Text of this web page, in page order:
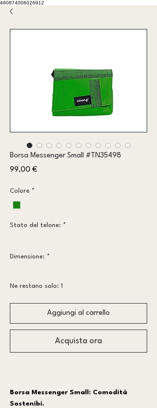
460874006026912
Borsa Messenger Small #TN35498
99,00 €Prezzo
Colore *
Stato del telone: *
Dimensione: *
Ne restano solo: 1
Aggiungi al carrello
Acquista ora
Borsa Messenger Small: Comodità
Sostenibi.